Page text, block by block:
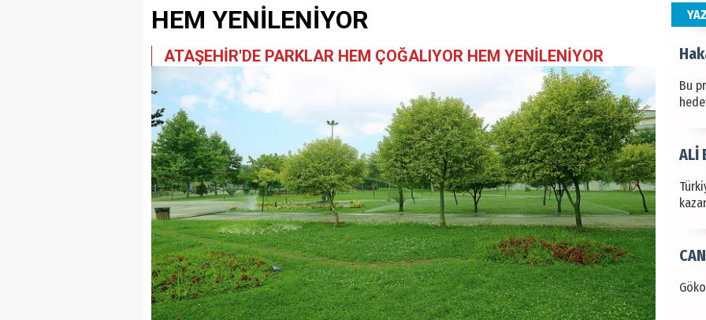
HEM YENİLENİYOR
ATAŞEHİR'DE PARKLAR HEM ÇOĞALIYOR HEM YENİLENİYOR
Bu
ALİ